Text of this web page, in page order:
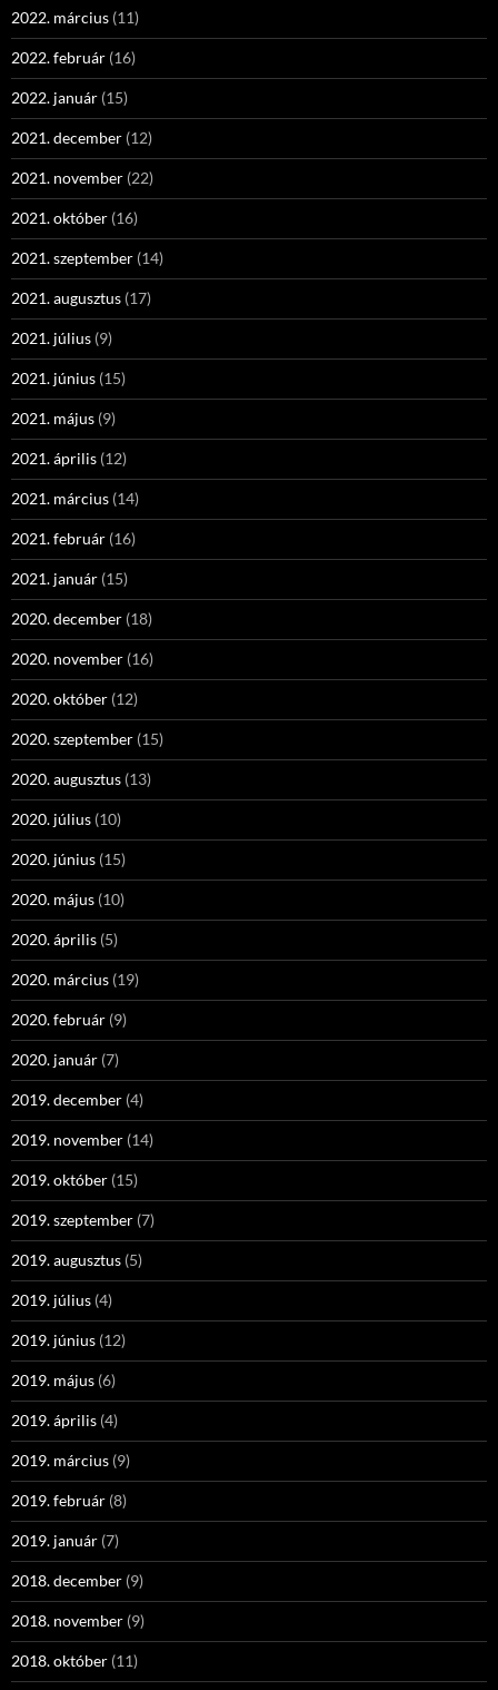
2022. március (11)
2022. február (16)
2022. január (15)
2021. december (12)
2021. november (22)
2021. október (16)
2021. szeptember (14)
2021. augusztus (17)
2021. július (9)
2021. június (15)
2021. május (9)
2021. április (12)
2021. március (14)
2021. február (16)
2021. január (15)
2020. december (18)
2020. november (16)
2020. október (12)
2020. szeptember (15)
2020. augusztus (13)
2020. július (10)
2020. június (15)
2020. május (10)
2020. április (5)
2020. március (19)
2020. február (9)
2020. január (7)
2019. december (4)
2019. november (14)
2019. október (15)
2019. szeptember (7)
2019. augusztus (5)
2019. július (4)
2019. június (12)
2019. május (6)
2019. április (4)
2019. március (9)
2019. február (8)
2019. január (7)
2018. december (9)
2018. november (9)
2018. október (11)